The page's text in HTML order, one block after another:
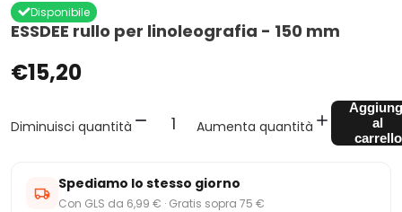
ESSDEE rullo per linoleografia - 150 mm
Disponibile
€15,20
Diminuisci quantità Aumenta quantità
al
carrello
Spediamo lo stesso giorno
Con GLS da 6,99 € · Gratis sopra 75 €